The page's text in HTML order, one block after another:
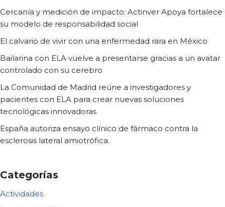
Cercanía y medición de impacto: Actinver Apoya fortalece
su modelo de responsabilidad social
El calvario de vivir con una enfermedad rara en México
Bailarina con ELA vuelve a presentarse gracias a un avatar
controlado con su cerebro
La Comunidad de Madrid reúne a investigadores y
pacientes con ELA para crear nuevas soluciones
tecnológicas innovadoras
España autoriza ensayo clínico de fármaco contra la
esclerosis lateral amiotrófica.
Categorías
Actividades